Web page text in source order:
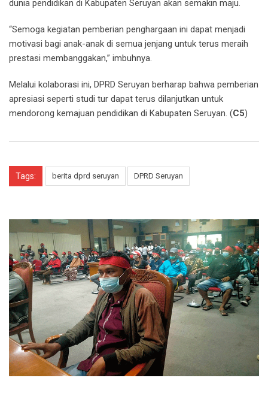
dunia pendidikan di Kabupaten Seruyan akan semakin maju.
“Semoga kegiatan pemberian penghargaan ini dapat menjadi
motivasi bagi anak-anak di semua jenjang untuk terus meraih
prestasi membanggakan,” imbuhnya.
Melalui kolaborasi ini, DPRD Seruyan berharap bahwa pemberian
apresiasi seperti studi tur dapat terus dilanjutkan untuk
mendorong kemajuan pendidikan di Kabupaten Seruyan. (C5)
Tags: berita dprd seruyan DPRD Seruyan